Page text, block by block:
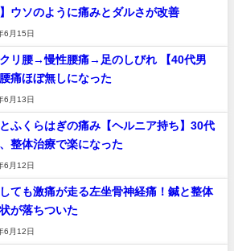
ウソのように痛みとダルさが改善
6月15日
リ腰→慢性腰痛→足のしびれ 【40代男
痛ほぼ無しになった
6月13日
ふくらはぎの痛み【ヘルニア持ち】30代
整体治療で楽になった
6月12日
ても激痛が走る左坐骨神経痛！鍼と整体
が落ちついた
6月12日